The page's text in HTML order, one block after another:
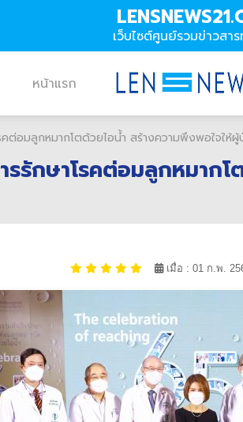
เว็บไซต์ศูนย์รวมข่าวสา
หน้าแรก
รคต่อมลูกหมากโตด้วยไอน้ำ สร้างความพึงพอใจใ
ารรักษาโรคต่อมลูกหมา
เมื่อ : 01 ก.พ.